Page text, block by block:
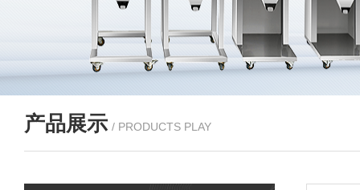
产品展示 / PRODUCTS PLAY